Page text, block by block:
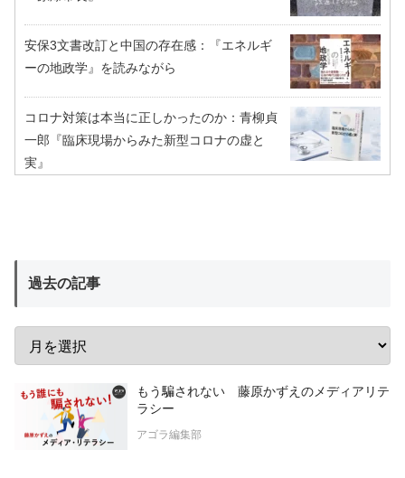
安保3文書改訂と中国の存在感：『エネルギ
ーの地政学』を読みながら
コロナ対策は本当に正しかったのか：青柳貞
一郎『臨床現場からみた新型コロナの虚と
実』
過去の記事
もう騙されない 藤原かずえのメディアリテ
ラシー
アゴラ編集部